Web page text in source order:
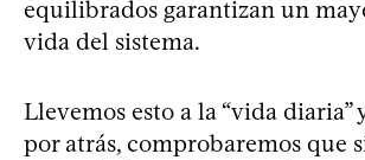
equilibrados garantizan un
vida del sistema.
Llevemos esto a la “vida diaria”
por atrás, comprobaremos que